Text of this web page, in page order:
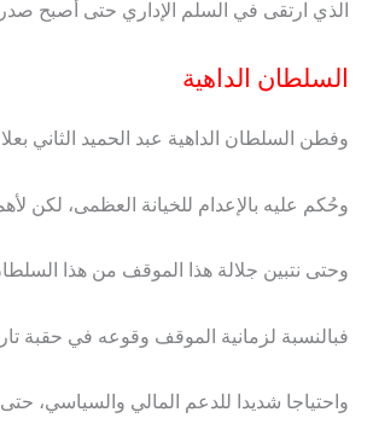
الذي ارتقى في السلم الإداري حتى أصبح
السلطان الداهية
وفطن السلطان الداهية عبد الحميد الثاني
وحُكم عليه بالإعدام للخيانة العظمى، لكن
وحتى نتبين جلالة هذا الموقف من هذا
فبالنسبة لزمانية الموقف وقوعه في حقبة
واحتياجا شديدا للدعم المالي والسياسي،